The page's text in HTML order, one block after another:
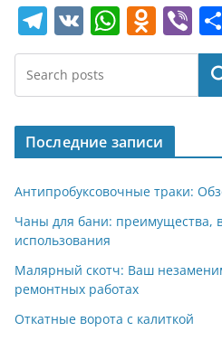
T
el
e
gr
a
m
V
K
W
h
s
A
p
p
O
d
o
kl
a
ss
ni
Vi
b
er
Последние записи
Антипробуксовочные траки:
Чаны для бани: преимущества,
использования
Малярный скотч: Ваш
ремонтных работах
Откатные ворота с калиткой